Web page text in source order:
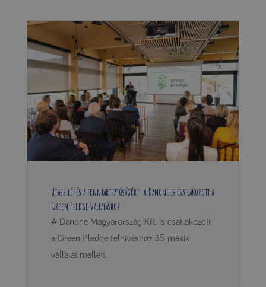
Újabb lépés a fenntarthatóságért: A Danone is csatlakozott a
Green Pledge vállaláshoz
A Danone Magyarország Kft. is csatlakozott
a Green Pledge felhíváshoz 35 másik
vállalat mellett.